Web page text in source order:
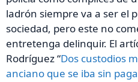
ladrón siempre va a ser el
sociedad, pero este no
entretenga delinquir. El
Rodríguez “Dos custodios
anciano que se iba sin